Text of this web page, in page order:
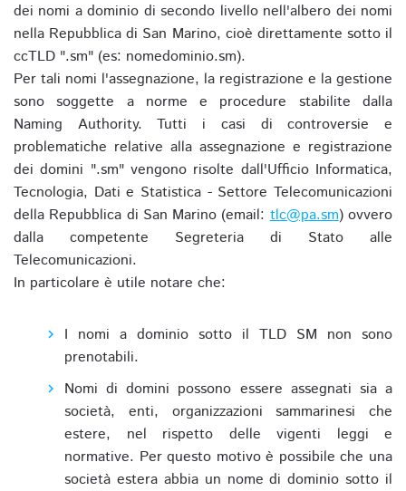
dei nomi a dominio di secondo livello nell'albero dei nomi
nella Repubblica di San Marino, cioè direttamente sotto il
ccTLD ".sm" (es: nomedominio.sm).
Per tali nomi l'assegnazione, la registrazione e la gestione
sono soggette a norme e procedure stabilite dalla
Naming Authority. Tutti i casi di controversie e
problematiche relative alla assegnazione e registrazione
dei domini ".sm" vengono risolte dall'Ufficio Informatica,
Tecnologia, Dati e Statistica - Settore Telecomunicazioni
della Repubblica di San Marino (email:tlc@pa.sm) ovvero
dalla competente Segreteria di Stato alle
Telecomunicazioni.
In particolare è utile notare che:
I nomi a dominio sotto il TLD SM non sono
prenotabili.
Nomi di domini possono essere assegnati sia a
società, enti, organizzazioni sammarinesi che
estere, nel rispetto delle vigenti leggi e
normative. Per questo motivo è possibile che una
società estera abbia un nome di dominio sotto il